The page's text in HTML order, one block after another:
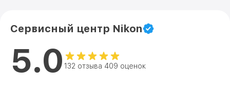
Сервисный центр Nikon
5.0 132 отзыва 409 оценок